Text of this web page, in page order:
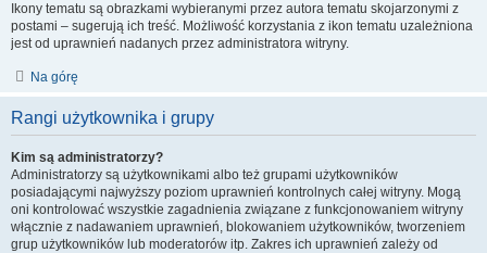
Ikony tematu są obrazkami wybieranymi przez autora tematu skojarzonymi z
postami – sugerują ich treść. Możliwość korzystania z ikon tematu uzależniona
jest od uprawnień nadanych przez administratora witryny.
Na górę
Rangi użytkownika i grupy
Kim są administratorzy?
Administratorzy są użytkownikami albo też grupami użytkowników
posiadającymi najwyższy poziom uprawnień kontrolnych całej witryny. Mogą
oni kontrolować wszystkie zagadnienia związane z funkcjonowaniem witryny
włącznie z nadawaniem uprawnień, blokowaniem użytkowników, tworzeniem
grup użytkowników lub moderatorów itp. Zakres ich uprawnień zależy od